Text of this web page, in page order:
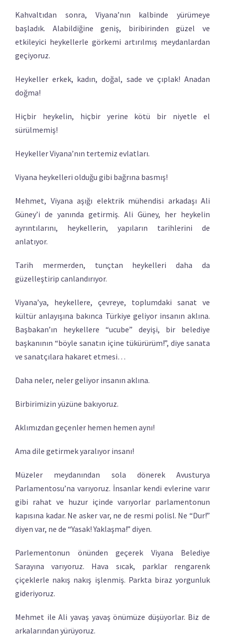
Kahvaltıdan sonra, Viyana’nın kalbinde yürümeye
başladık. Alabildiğine geniş, biribirinden güzel ve
etkileyici heykellerle görkemi artırılmış meydanlardan
geçiyoruz.
Heykeller erkek, kadın, doğal, sade ve çıplak! Anadan
doğma!
Hiçbir heykelin, hiçbir yerine kötü bir niyetle el
sürülmemiş!
Heykeller Viyana’nın tertemiz evlatları.
Viyana heykelleri olduğu gibi bağrına basmış!
Mehmet, Viyana aşığı elektrik mühendisi arkadaşı Ali
Güney’i de yanında getirmiş. Ali Güney, her heykelin
ayrıntılarını, heykellerin, yapıların tarihlerini de
anlatıyor.
Tarih mermerden, tunçtan heykelleri daha da
güzelleştirip canlandırıyor.
Viyana’ya, heykellere, çevreye, toplumdaki sanat ve
kültür anlayışına bakınca Türkiye geliyor insanın aklına.
Başbakan’ın heykellere “ucube” deyişi, bir belediye
başkanının “böyle sanatın içine tükürürüm!”, diye sanata
ve sanatçılara hakaret etmesi…
Daha neler, neler geliyor insanın aklına.
Birbirimizin yüzüne bakıyoruz.
Aklımızdan geçenler hemen hemen aynı!
Ama dile getirmek yaralıyor insanı!
Müzeler meydanından sola dönerek Avusturya
Parlamentosu’na varıyoruz. İnsanlar kendi evlerine varır
gibi rahat ve huzur içinde varıyorlar parlamentonun
kapısına kadar. Ne asker var, ne de resmi polisl. Ne “Dur!”
diyen var, ne de “Yasak! Yaklaşma!” diyen.
Parlementonun önünden geçerek Viyana Belediye
Sarayına varıyoruz. Hava sıcak, parklar rengarenk
çiçeklerle nakış nakış işlenmiş. Parkta biraz yorgunluk
gideriyoruz.
Mehmet ile Ali yavaş yavaş önümüze düşüyorlar. Biz de
arkalarından yürüyoruz.